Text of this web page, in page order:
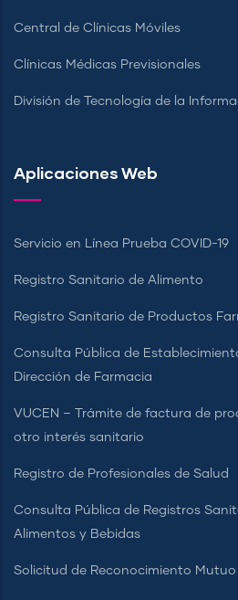
Central de Clínicas Móviles
Clínicas Médicas Previsionales
División de Tecnología de la
Aplicaciones Web
Servicio en Línea Prueba COVID-19
Registro Sanitario de Alimento
Registro Sanitario de Productos
Consulta Pública de
Dirección de Farmacia
VUCEN – Trámite de factura de
otro interés sanitario
Registro de Profesionales de Salud
Consulta Pública de Registros
Alimentos y Bebidas
Solicitud de Reconocimiento